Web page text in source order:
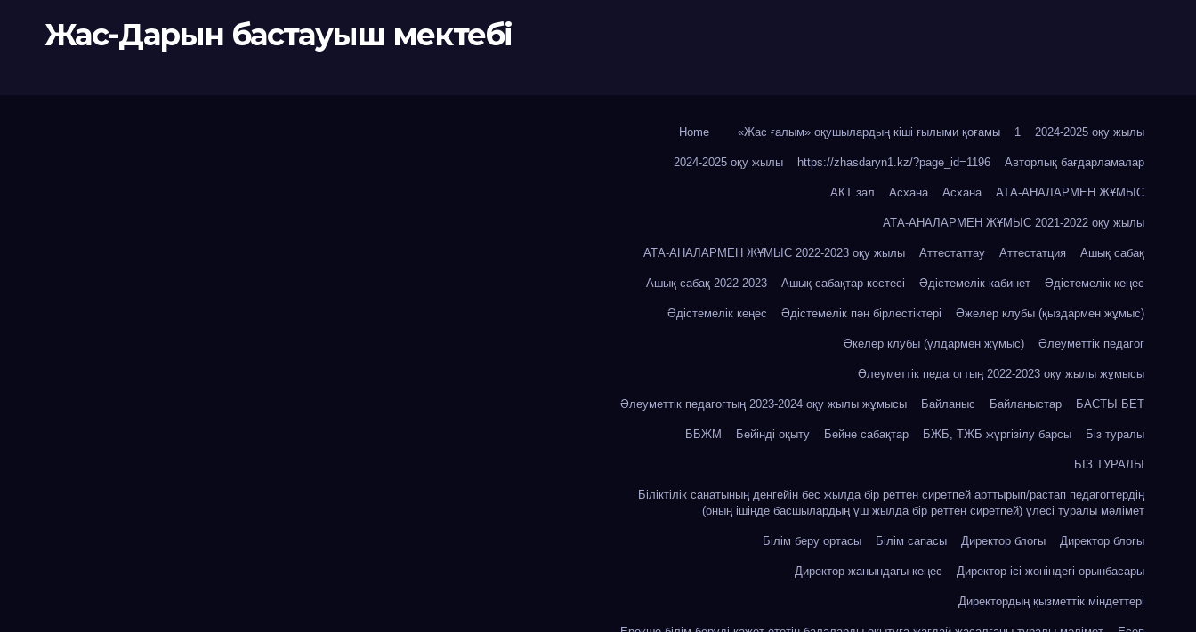
Жас-Дарын бастауыш мектебі
Home «Жас ғалым» оқушылардың кіші ғылыми қоғамы 1 2024-2025 оқу жылы
2024-2025 оқу жылы https://zhasdaryn1.kz/?page_id=1196 Авторлық бағдарламалар
АКТ зал Асхана Асхана АТА-АНАЛАРМЕН ЖҰМЫС
АТА-АНАЛАРМЕН ЖҰМЫС 2021-2022 оқу жылы
АТА-АНАЛАРМЕН ЖҰМЫС 2022-2023 оқу жылы Аттестаттау Аттестатция Ашық сабақ
Ашық сабақ 2022-2023 Ашық сабақтар кестесі Әдістемелік кабинет Әдістемелік кеңес
Әдістемелік кеңес Әдістемелік пән бірлестіктері Әжелер клубы (қыздармен жұмыс)
Әкелер клубы (ұлдармен жұмыс) Әлеуметтік педагог
Әлеуметтік педагогтың 2022-2023 оқу жылы жұмысы
Әлеуметтік педагогтың 2023-2024 оқу жылы жұмысы Байланыс Байланыстар БАСТЫ БЕТ
ББЖМ Бейінді оқыту Бейне сабақтар БЖБ, ТЖБ жүргізілу барсы Біз туралы
БІЗ ТУРАЛЫ
Біліктілік санатының деңгейін бес жылда бір реттен сиретпей арттырып/растап педагогтердің
(оның ішінде басшылардың үш жылда бір реттен сиретпей) үлесі туралы мәлімет
Білім беру ортасы Білім сапасы Директор блогы Директор блогы
Директор жанындағы кеңес Директор ісі жөніндегі орынбасары
Директордың қызметтік міндеттері